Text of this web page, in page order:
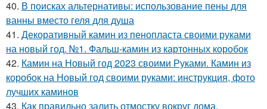
40. В поисках альтернативы: использование пены для
ванны вместо геля для душа
41. Декоративный камин из пенопласта своими руками
на новый год. №1. Фальш-камин из картонных коробок
42. Камин на Новый год 2023 своими Руками. Камин из
коробок на Новый год своими руками: инструкция, фото
лучших каминов
43. Как правильно залить отмостку вокруг дома.